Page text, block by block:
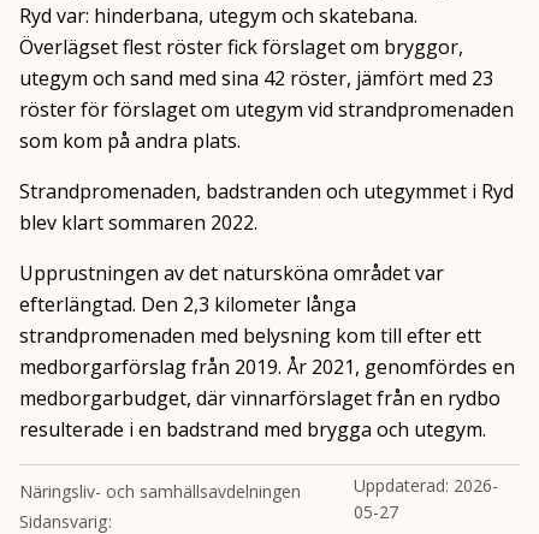
Ryd var: hinderbana, utegym och skatebana.
Överlägset flest röster fick förslaget om bryggor,
utegym och sand med sina 42 röster, jämfört med 23
röster för förslaget om utegym vid strandpromenaden
som kom på andra plats.
Strandpromenaden, badstranden och utegymmet i Ryd
blev klart sommaren 2022.
Upprustningen av det natursköna området var
efterlängtad. Den 2,3 kilometer långa
strandpromenaden med belysning kom till efter ett
medborgarförslag från 2019. År 2021, genomfördes en
medborgarbudget, där vinnarförslaget från en rydbo
resulterade i en badstrand med brygga och utegym.
Näringsliv- och samhällsavdelningen
Sidansvarig
Uppdaterad: 2026-
05-27